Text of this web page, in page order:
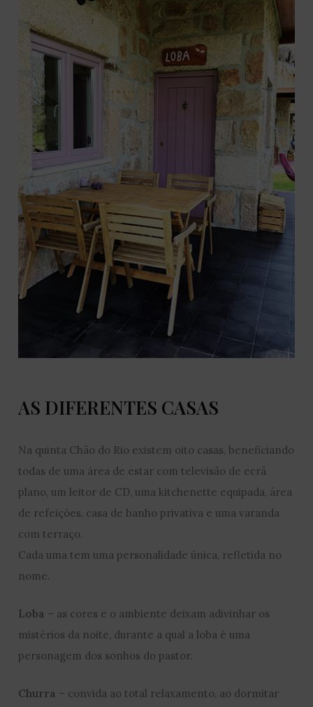
AS DIFERENTES CASAS
Na quinta Chão do Rio existem oito casas, beneficiando
todas de uma área de estar com televisão de ecrã
plano, um leitor de CD, uma kitchenette equipada, área
de refeições, casa de banho privativa e uma varanda
com terraço.
Cada uma tem uma personalidade única, refletida no
nome.
Loba – as cores e o ambiente deixam adivinhar os
mistérios da noite, durante a qual a loba é uma
personagem dos sonhos do pastor.
Churra – convida ao total relaxamento, ao dormitar